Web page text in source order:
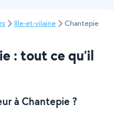
Ille-et-vilaine Chantepie
: tout ce qu’il
à Chantepie ?